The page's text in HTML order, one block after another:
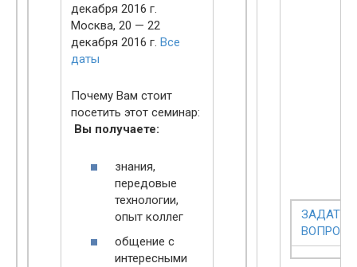
декабря 2016 г.
Москва, 20 — 22
декабря 2016 г. Все
даты
Почему Вам стоит
посетить этот семинар:
Вы получаете:
знания,
передовые
технологии,
опыт коллег
общение с
интересными
ЗАДАТЬ
ВОПРОС